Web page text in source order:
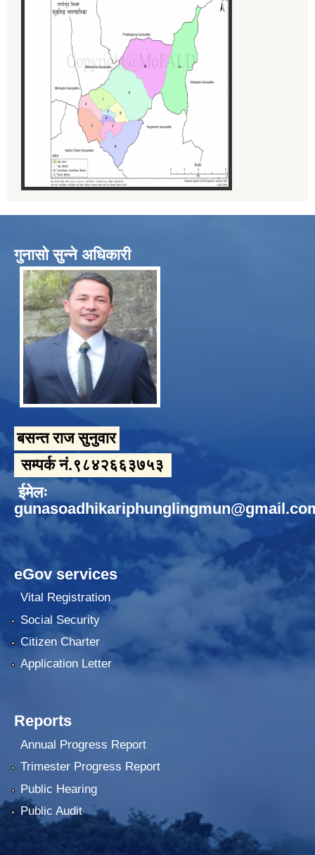
गुनासो सुन्ने अधिकारी
बसन्त राज सुनुवार
सम्पर्क नं.९८४२६६३७५३
ईमेलः
eGov services
Vital Registration
Social Security
Citizen Charter
Application Letter
Reports
Annual Progress Report
Trimester Progress Report
Public Hearing
Public Audit